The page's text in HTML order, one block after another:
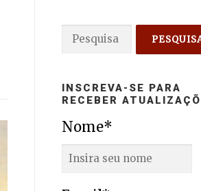
Pesquisar
INSCREVA-SE PARA
RECEBER
Nome*